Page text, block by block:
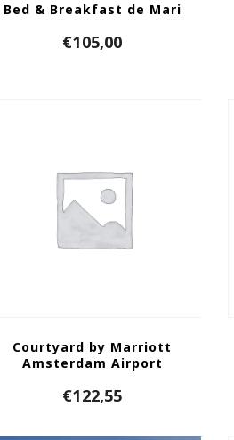
Bed & Breakfast de Mari
€105,00
Courtyard by Marriott
Amsterdam Airport
€122,55